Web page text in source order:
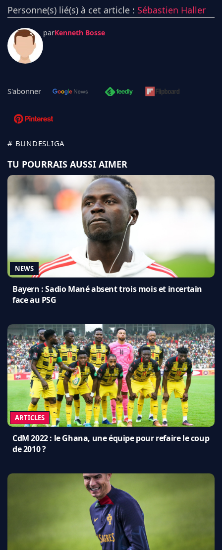
Personne(s) lié(s) à cet article : Sébastien Haller
parKenneth Bosse
S'abonner
# BUNDESLIGA
TU POURRAIS AUSSI AIMER
NEWS
Bayern : Sadio Mané absent trois mois et incertain
face au PSG
ARTICLES
CdM 2022 : le Ghana, une équipe pour refaire le coup
de 2010 ?